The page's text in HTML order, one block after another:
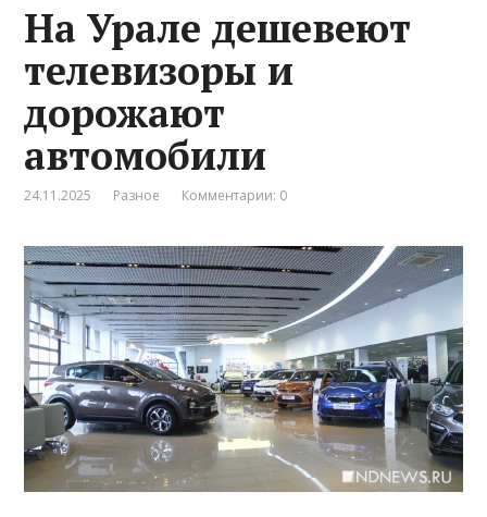
На Урале дешевеют
телевизоры и
дорожают
автомобили
24.11.2025 Разное Комментарии: 0